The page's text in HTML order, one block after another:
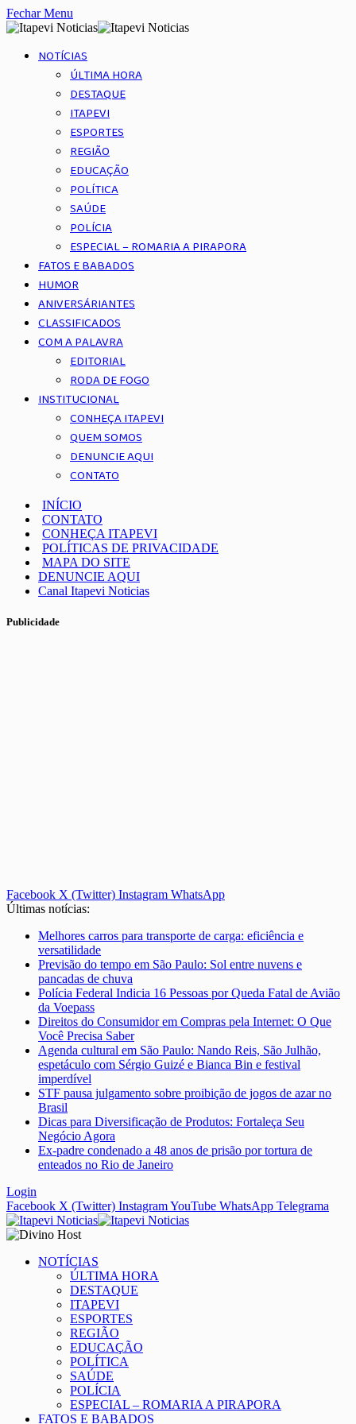
Fechar Menu
NOTÍCIAS
ÚLTIMA HORA
DESTAQUE
ITAPEVI
ESPORTES
REGIÃO
EDUCAÇÃO
POLÍTICA
SAÚDE
POLÍCIA
ESPECIAL – ROMARIA A PIRAPORA
FATOS E BABADOS
HUMOR
ANIVERSÁRIANTES
CLASSIFICADOS
COM A PALAVRA
EDITORIAL
RODA DE FOGO
INSTITUCIONAL
CONHEÇA ITAPEVI
QUEM SOMOS
DENUNCIE AQUI
CONTATO
INÍCIO
CONTATO
CONHEÇA ITAPEVI
POLÍTICAS DE PRIVACIDADE
MAPA DO SITE
DENUNCIE AQUI
Canal Itapevi Noticias
Publicidade
Facebook X (Twitter) Instagram WhatsApp
Últimas notícias:
Melhores carros para transporte de carga: eficiência e
versatilidade
Previsão do tempo em São Paulo: Sol entre nuvens e
pancadas de chuva
Polícia Federal Indicia 16 Pessoas por Queda Fatal de Avião
da Voepass
Direitos do Consumidor em Compras pela Internet: O Que
Você Precisa Saber
Agenda cultural em São Paulo: Nando Reis, São Julhão,
espetáculo com Sérgio Guizé e Bianca Bin e festival
imperdível
STF pausa julgamento sobre proibição de jogos de azar no
Brasil
Dicas para Diversificação de Produtos: Fortaleça Seu
Negócio Agora
Ex-padre condenado a 48 anos de prisão por tortura de
enteados no Rio de Janeiro
Login
Facebook X (Twitter) InstagramYouTube WhatsApp Telegrama
NOTÍCIAS
ÚLTIMA HORA
DESTAQUE
ITAPEVI
ESPORTES
REGIÃO
EDUCAÇÃO
POLÍTICA
SAÚDE
POLÍCIA
ESPECIAL – ROMARIA A PIRAPORA
FATOS E BABADOS